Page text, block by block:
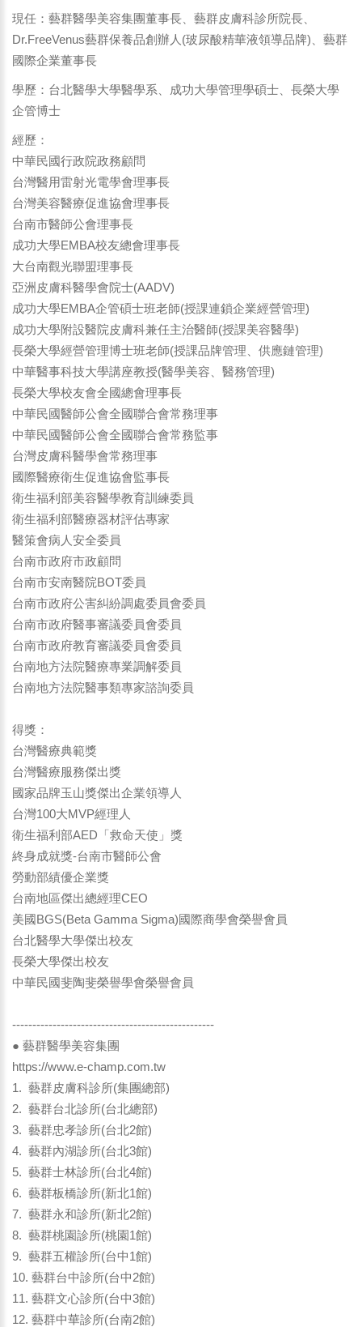
現任：藝群醫學美容集團董事長、藝群皮膚科診所院長、
Dr.FreeVenus藝群保養品創辦人(玻尿酸精華液領導品牌)、藝群
國際企業董事長
學歷：台北醫學大學醫學系、成功大學管理學碩士、長榮大學
企管博士
經歷：
中華民國行政院政務顧問
台灣醫用雷射光電學會理事長
台灣美容醫療促進協會理事長
台南市醫師公會理事長
成功大學EMBA校友總會理事長
大台南觀光聯盟理事長
亞洲皮膚科醫學會院士(AADV)
成功大學EMBA企管碩士班老師(授課連鎖企業經營管理)
成功大學附設醫院皮膚科兼任主治醫師(授課美容醫學)
長榮大學經營管理博士班老師(授課品牌管理、供應鏈管理)
中華醫事科技大學講座教授(醫學美容、醫務管理)
長榮大學校友會全國總會理事長
中華民國醫師公會全國聯合會常務理事
中華民國醫師公會全國聯合會常務監事
台灣皮膚科醫學會常務理事
國際醫療衛生促進協會監事長
衛生福利部美容醫學教育訓練委員
衛生福利部醫療器材評估專家
醫策會病人安全委員
台南市政府市政顧問
台南市安南醫院BOT委員
台南市政府公害糾紛調處委員會委員
台南市政府醫事審議委員會委員
台南市政府教育審議委員會委員
台南地方法院醫療專業調解委員
台南地方法院醫事類專家諮詢委員
得獎：
台灣醫療典範獎
台灣醫療服務傑出獎
國家品牌玉山獎傑出企業領導人
台灣100大MVP經理人
衛生福利部AED「救命天使」獎
終身成就獎-台南市醫師公會
勞動部績優企業獎
台南地區傑出總經理CEO
美國BGS(Beta Gamma Sigma)國際商學會榮譽會員
台北醫學大學傑出校友
長榮大學傑出校友
中華民國斐陶斐榮譽學會榮譽會員
--------------------------------------------------
● 藝群醫學美容集團
https://www.e-champ.com.tw
1. 藝群皮膚科診所(集團總部)
2. 藝群台北診所(台北總部)
3. 藝群忠孝診所(台北2館)
4. 藝群內湖診所(台北3館)
5. 藝群士林診所(台北4館)
6. 藝群板橋診所(新北1館)
7. 藝群永和診所(新北2館)
8. 藝群桃園診所(桃園1館)
9. 藝群五權診所(台中1館)
10. 藝群台中診所(台中2館)
11. 藝群文心診所(台中3館)
12. 藝群中華診所(台南2館)